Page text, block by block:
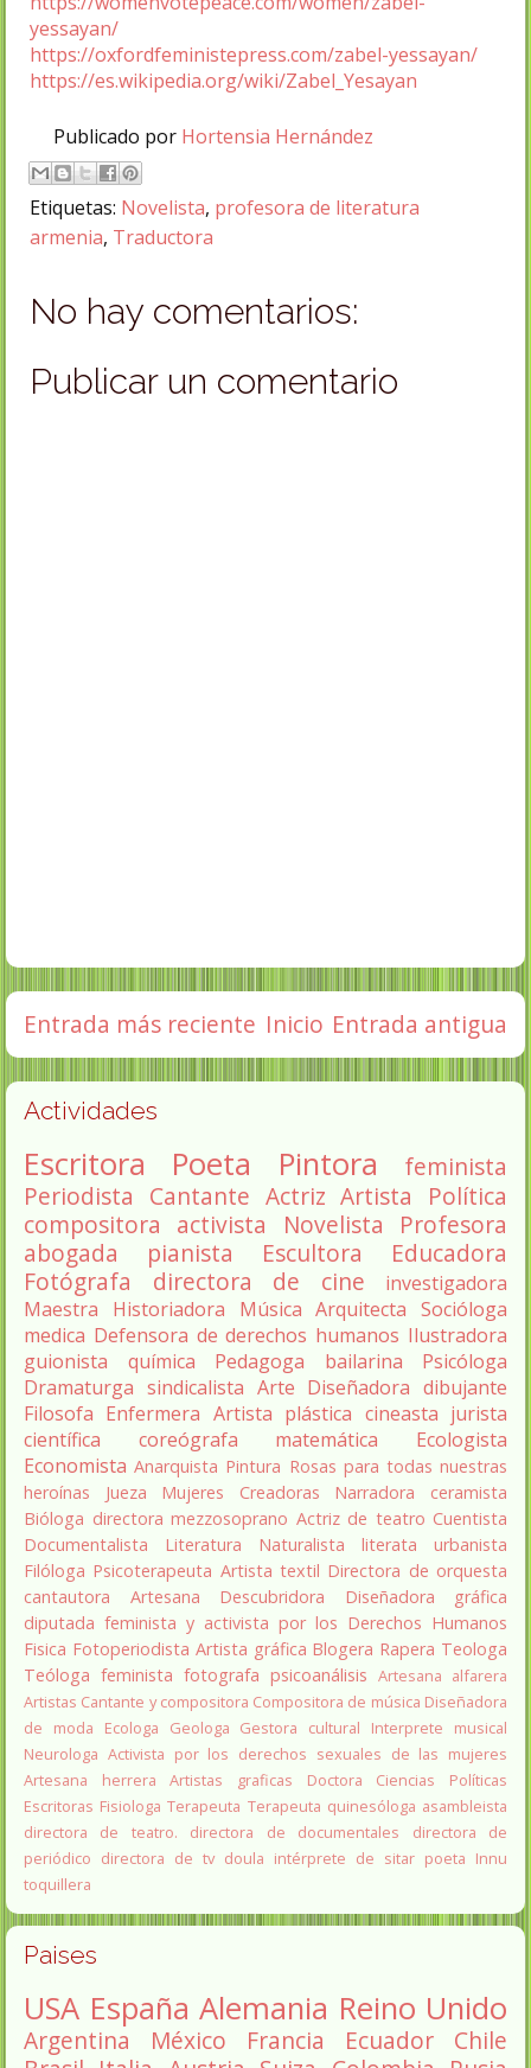
yessayan/
https://oxfordfeministepress.com/zabel-yessayan/
https://es.wikipedia.org/wiki/Zabel_Yesayan
Publicado por Hortensia Hernández
Etiquetas: Novelista, profesora de literatura
armenia, Traductora
No hay comentarios:
Publicar un comentario
Entrada más reciente Entrada antigua
Inicio
Actividades
Escritora Poeta Pintora
feminista
Periodista Cantante Actriz Artista
Política
compositora activista Novelista
Profesora
abogada
pianista Escultora
Educadora
Fotógrafa
directora de cine
investigadora
Maestra
Historiadora Música Arquitecta Socióloga
medica Defensora de derechos humanos Ilustradora
guionista
química Pedagoga bailarina
Psicóloga
Dramaturga sindicalista Arte Diseñadora dibujante
Filosofa Enfermera Artista plástica cineasta jurista
científica
coreógrafa matemática
Ecologista
Economista Anarquista Pintura Rosas para todas nuestras
heroínas
Jueza Mujeres Creadoras Narradora
ceramista
Bióloga directora mezzosoprano Actriz de teatro Cuentista
Documentalista
Literatura Naturalista literata
urbanista
Filóloga Psicoterapeuta Artista textil Directora de orquesta
cantautora
Artesana Descubridora
Diseñadora gráfica
diputada feminista y activista por los Derechos Humanos
Fisica Fotoperiodista Artista gráfica Blogera Rapera Teologa
Teóloga feminista fotografa psicoanálisis Artesana alfarera
Artistas Cantante y compositora Compositora de música Diseñadora
de moda
Ecologa Geologa Gestora cultural
Interprete musical
Neurologa Activista por los derechos sexuales de las mujeres
Artesana herrera
Artistas graficas
Doctora Ciencias Políticas
Escritoras Fisiologa Terapeuta Terapeuta quinesóloga asambleista
directora de teatro.
directora de documentales
directora de
periódico directora de tv doula intérprete de sitar poeta Innu
toquillera
Paises
USA España Alemania Reino Unido
Argentina México Francia Ecuador
Chile